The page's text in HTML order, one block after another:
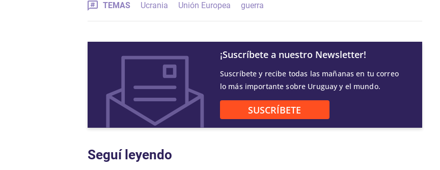
TEMAS Ucrania Unión Europea guerra
¡Suscríbete a nuestro Newsletter!
Suscríbete y recibe todas las mañanas en tu correo
lo más importante sobre Uruguay y el mundo.
SUSCRÍBETE
Seguí leyendo